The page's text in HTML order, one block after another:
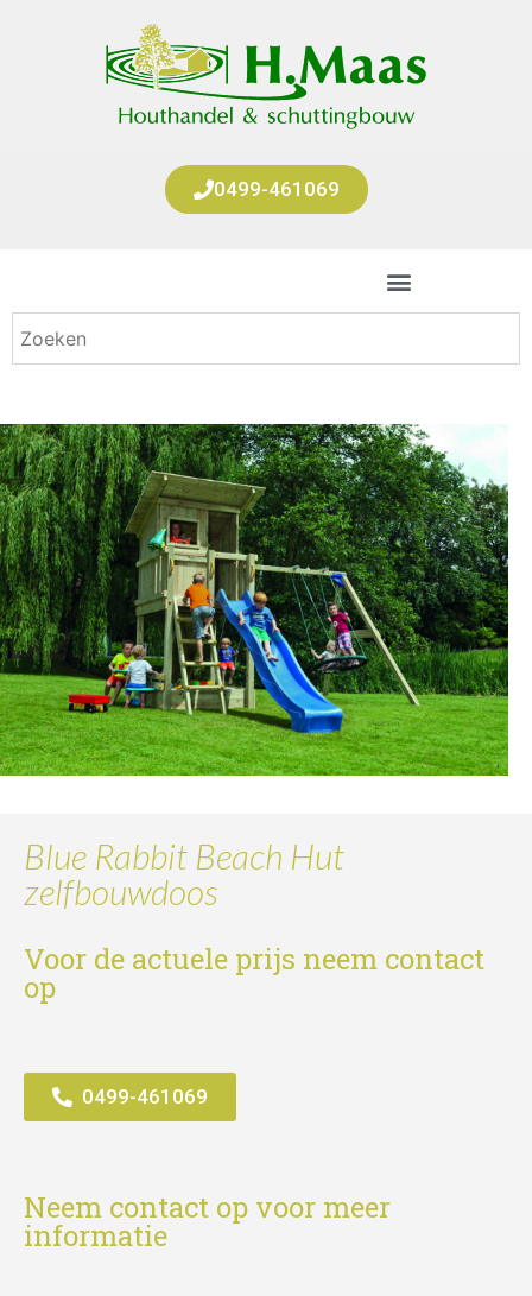
0499-461069
Blue Rabbit Beach Hut
zelfbouwdoos
Voor de actuele prijs neem contact
op
0499-461069
Neem contact op voor meer
informatie